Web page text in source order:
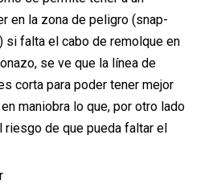
en la zona de peligro (snap-
si falta el cabo de remolque en
se ve que la línea de
corta para poder tener mejor
maniobra lo que, por otro lado
riesgo de que pueda faltar el